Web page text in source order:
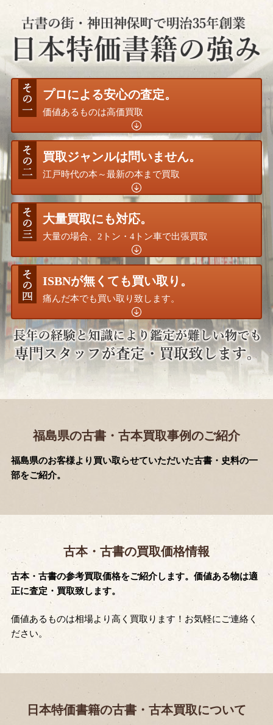
プロによる安心の査定。
価値あるものは高価買取
買取ジャンルは問いません。
江戸時代の本～最新の本まで買取
大量買取にも対応。
大量の場合、2トン・4トン車で出張買取
ISBNが無くても買い取り。
痛んだ本でも買い取り致します。
福島県の古書・古本買取事例のご紹介
福島県のお客様より買い取らせていただいた古書・史料の一
部をご紹介。
古本・古書の買取価格情報
古本・古書の参考買取価格をご紹介します。価値ある物は適
正に査定・買取致します。
価値あるものは相場より高く買取ります！お気軽にご連絡く
ださい。
日本特価書籍の古書・古本買取について